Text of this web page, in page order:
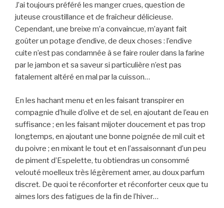
J’ai toujours préféré les manger crues, question de
juteuse croustillance et de fraîcheur délicieuse.
Cependant, une breixe m’a convaincue, m’ayant fait
goûter un potage d’endive, de deux choses : l’endive
cuite n’est pas condamnée à se faire rouler dans la farine
par le jambon et sa saveur si particulière n’est pas
fatalement altéré en mal par la cuisson…
En les hachant menu et en les faisant transpirer en
compagnie d’huile d’olive et de sel, en ajoutant de l’eau en
suffisance ; en les faisant mijoter doucement et pas trop
longtemps, en ajoutant une bonne poignée de mil cuit et
du poivre ; en mixant le tout et en l’assaisonnant d’un peu
de piment d’Espelette, tu obtiendras un consommé
velouté moelleux très légèrement amer, au doux parfum
discret. De quoi te réconforter et réconforter ceux que tu
aimes lors des fatigues de la fin de l’hiver…